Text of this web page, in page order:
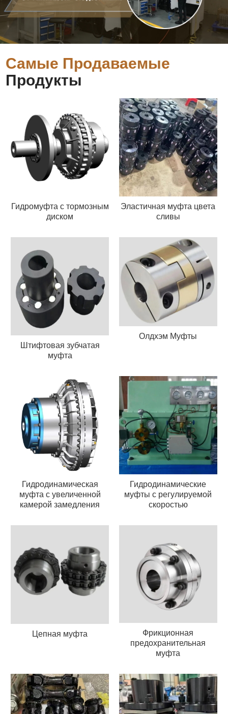
Самые Продаваемые
Продукты
Гидромуфта с тормозным
диском
Эластичная муфта цвета
сливы
Штифтовая зубчатая
муфта
Олдхэм Муфты
Гидродинамическая
муфта с увеличенной
камерой замедления
Гидродинамические
муфты с регулируемой
скоростью
Цепная муфта
Фрикционная
предохранительная
муфта